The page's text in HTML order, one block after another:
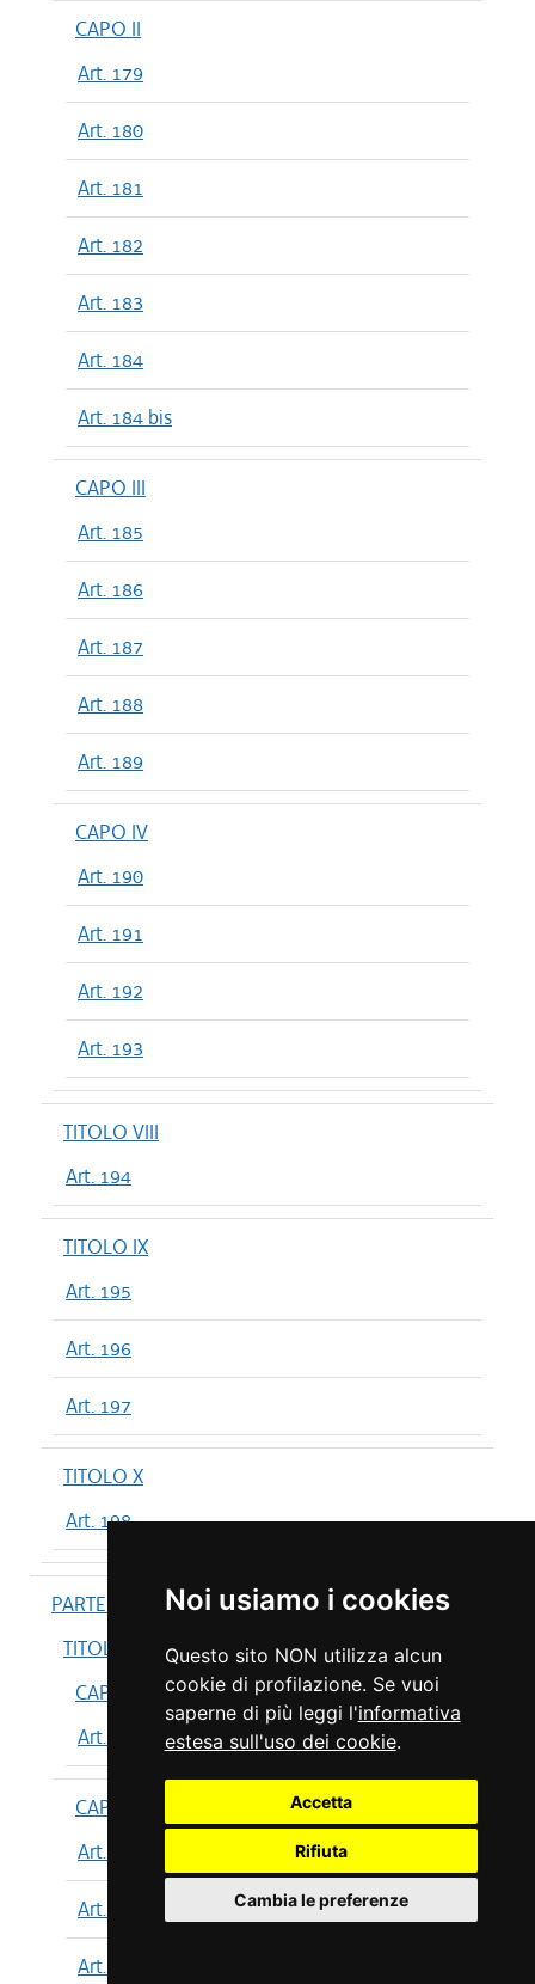
Noi usiamo i cookies
Questo sito NON utilizza alcun
cookie di profilazione. Se vuoi
saperne di più leggi l'informativa
estesa sull'uso dei cookie.
Accetta
Rifiuta
Cambia le preferenze
CAPO II
Art. 179
Art. 180
Art. 181
Art. 182
Art. 183
Art. 184
Art. 184 bis
CAPO III
Art. 185
Art. 186
Art. 187
Art. 188
Art. 189
CAPO IV
Art. 190
Art. 191
Art. 192
Art. 193
TITOLO VIII
Art. 194
TITOLO IX
Art. 195
Art. 196
Art. 197
TITOLO X
Art. 198
PARTE IV
TITOLO I
CAPO I
Art. 199
CAPO II
Art. 200
Art. 201
Art. 202